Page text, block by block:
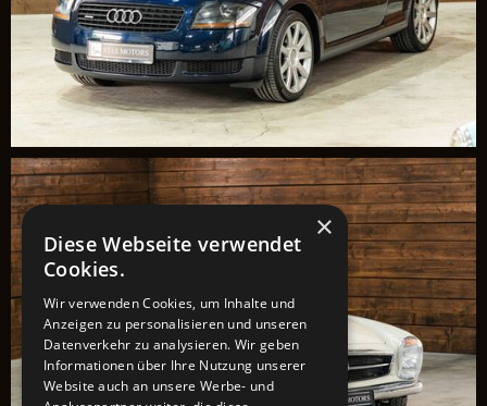
×
Diese Webseite verwendet
Cookies.
Wir verwenden Cookies, um Inhalte und
Anzeigen zu personalisieren und unseren
Datenverkehr zu analysieren. Wir geben
Informationen über Ihre Nutzung unserer
Website auch an unsere Werbe- und